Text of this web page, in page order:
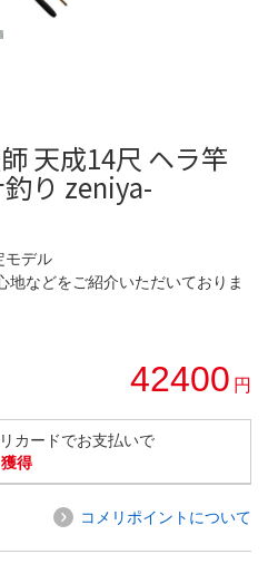
天成14尺 ヘラ竿
り zeniya-
モデル
地などをご紹介いただいておりま
42400 円
カードでお支払いで
得
コメリポイントについて